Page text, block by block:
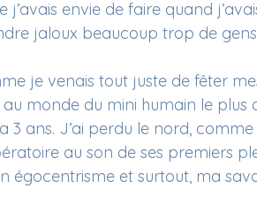
j’avais envie de faire quand
jaloux beaucoup trop de
je venais tout juste de fêter
monde du mini humain le plus
ans. J’ai perdu le nord, comme
au son de ses premiers
égocentrisme et surtout, ma